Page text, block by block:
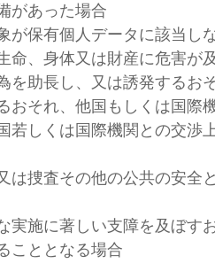
あった場合
保有個人データに該当し
、身体又は財産に危害が
助長し、又は誘発するお
それ、他国もしくは国際
若しくは国際機関との交渉
捜査その他の公共の安全
施に著しい支障を及ぼす
ととなる場合